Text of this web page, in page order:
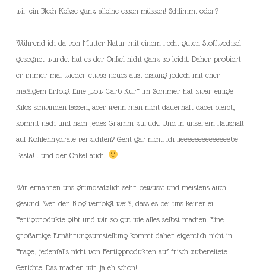
wir ein Blech Kekse ganz alleine essen müssen! Schlimm, oder?
Während ich da von Mutter Natur mit einem recht guten Stoffwechsel
gesegnet wurde, hat es der Onkel nicht ganz so leicht. Daher probiert
er immer mal wieder etwas neues aus, bislang jedoch mit eher
mäßigem Erfolg. Eine „Low-Carb-Kur“ im Sommer hat zwar einige
Kilos schwinden lassen, aber wenn man nicht dauerhaft dabei bleibt,
kommt nach und nach jedes Gramm zurück. Und in unserem Haushalt
auf Kohlenhydrate verzichten? Geht gar nicht. Ich lieeeeeeeeeeeeeebe
Pasta! …und der Onkel auch!
Wir ernähren uns grundsätzlich sehr bewusst und meistens auch
gesund. Wer den Blog verfolgt weiß, dass es bei uns keinerlei
Fertigprodukte gibt und wir so gut wie alles selbst machen. Eine
großartige Ernährungsumstellung kommt daher eigentlich nicht in
Frage, jedenfalls nicht von Fertigprodukten auf frisch zubereitete
Gerichte. Das machen wir ja eh schon!